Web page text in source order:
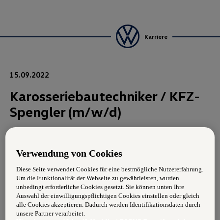
Karriere
15.09.2022
Karosseriebautechniker / KFZ-
Spengler (m/w/d)
Montage und Demontage von Karosserieteilen
Instandsetzung beschädigter Karosserien
Reparatur und Tausch von Windschutzscheiben
Verwendung von Cookies
Diese Seite verwendet Cookies für eine bestmögliche Nutzererfahrung.
Um die Funktionalität der Webseite zu gewährleisten, wurden
unbedingt erforderliche Cookies gesetzt. Sie können unten Ihre
Auswahl der einwilligungspflichtigen Cookies einstellen oder gleich
alle Cookies akzeptieren. Dadurch werden Identifikationsdaten durch
unsere Partner verarbeitet.